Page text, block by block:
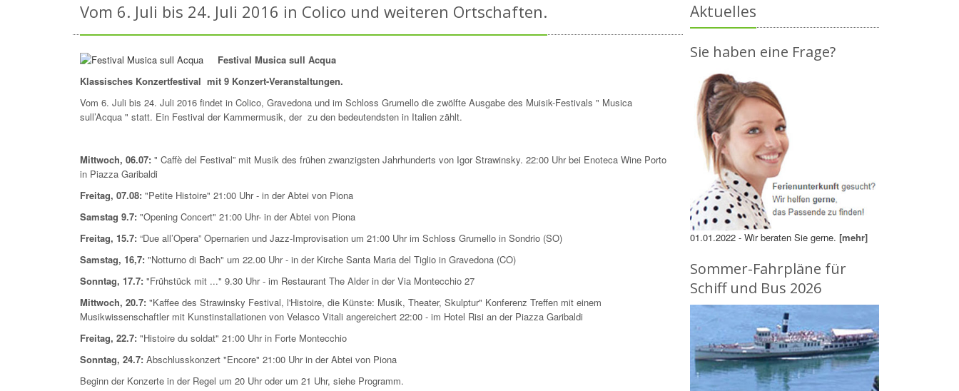
Vom 6. Juli bis 24. Juli 2016 in Colico und weiteren Ortschaften.
Festival Musica sull Acqua
Klassisches Konzertfestival mit 9 Konzert-Veranstaltungen.
Vom 6. Juli bis 24. Juli 2016 findet in Colico, Gravedona und im Schloss Grumello die zwölfte Ausgabe des Muisik-Festivals " Musica
sull’Acqua " statt. Ein Festival der Kammermusik, der zu den bedeutendsten in Italien zählt.
Mittwoch, 06.07: " Caffè del Festival” mit Musik des frühen zwanzigsten Jahrhunderts von Igor Strawinsky. 22:00 Uhr bei Enoteca Wine Porto
in Piazza Garibaldi
Freitag, 07.08: "Petite Histoire" 21:00 Uhr - in der Abtei von Piona
Samstag 9.7: "Opening Concert" 21:00 Uhr- in der Abtei von Piona
Freitag, 15.7: “Due all’Opera” Opernarien und Jazz-Improvisation um 21:00 Uhr im Schloss Grumello in Sondrio (SO)
Samstag, 16,7: "Notturno di Bach" um 22.00 Uhr - in der Kirche Santa Maria del Tiglio in Gravedona (CO)
Sonntag, 17.7: "Frühstück mit ..." 9.30 Uhr - im Restaurant The Alder in der Via Montecchio 27
Mittwoch, 20.7: "Kaffee des Strawinsky Festival, l'Histoire, die Künste: Musik, Theater, Skulptur" Konferenz Treffen mit einem
Musikwissenschaftler mit Kunstinstallationen von Velasco Vitali angereichert 22:00 - im Hotel Risi an der Piazza Garibaldi
Freitag, 22.7: "Histoire du soldat" 21:00 Uhr in Forte Montecchio
Sonntag, 24.7: Abschlusskonzert "Encore" 21:00 Uhr in der Abtei von Piona
Beginn der Konzerte in der Regel um 20 Uhr oder um 21 Uhr, siehe Programm.
Aktuelles
Sie haben eine Frage?
01.01.2022 - Wir beraten Sie gerne. [mehr]
Sommer-Fahrpläne für
Schiff und Bus 2026